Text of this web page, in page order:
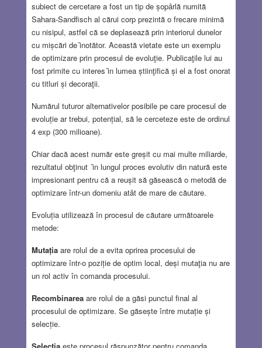
subiect de cercetare a fost un tip de șopârlă numită
Sahara-Sandfisch al cărui corp prezintă o frecare minimă
cu nisipul, astfel că se deplasează prin interiorul dunelor
cu mișcări de ȋnotător. Această vietate este un exemplu
de optimizare prin procesul de evoluţie. Publicaţile lui au
fost primite cu interes ȋn lumea știinţifică și el a fost onorat
cu titluri și decoraţii.
Numărul tuturor alternativelor posibile pe care procesul de
evoluție ar trebui, potențial, să le cerceteze este de ordinul
4 exp (300 milioane).
Chiar dacă acest număr este greșit cu mai multe miliarde,
rezultatul obţinut ȋn lungul proces evolutiv din natură este
impresionant pentru că a reușit să găsească o metodă de
optimizare într-un domeniu atât de mare de căutare.
Evoluția utilizează în procesul de căutare următoarele
metode:
Mutațiaare rolul de a evita oprirea procesului de
optimizare într-o poziție de optim local, deși mutaţia nu are
un rol activ în comanda procesului.
Recombinareaare rolul de a găsi punctul final al
procesului de optimizare. Se găsește între mutație și
selecție.